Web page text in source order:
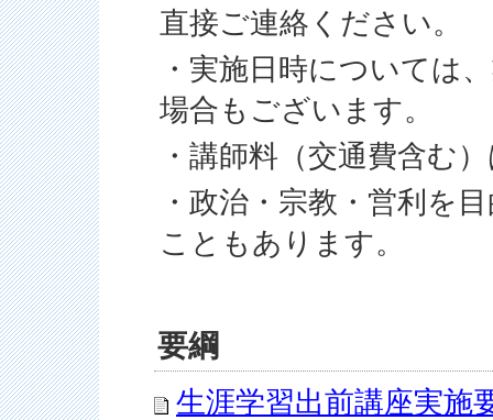
直接ご連絡ください。
・実施日時については
場合もございます。
・講師料（交通費含む
・政治・宗教・営利を
こともあります。
要綱
生涯学習出前講座実施